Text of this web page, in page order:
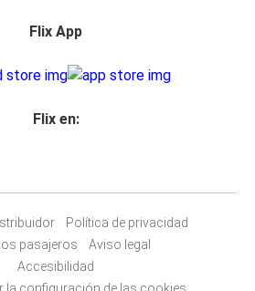
Flix App
Flix en:
Política de privacidad
pasajeros
Aviso legal
Accesibilidad
la configuración de las cookies